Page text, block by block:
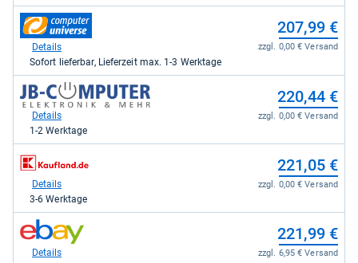
207,99
kaufen.
zum
Shop:
computeruniverse.net
207,99
kaufen.
207,99 €
zzgl. 0,00 € Versand
Details
Sofort lieferbar, Lieferzeit max. 1-3 Werktage
zum
Shop:
JB-
220,44
220,44 €
zzgl. 0,00 € Versand
Details
1-2 Werktage
zum
Shop:
Kaufland
221,05
kaufen.
221,05 €
zzgl. 0,00 € Versand
Details
3-6 Werktage
zum
Shop:
221,99 €
zzgl. 6,95 € Versand
Details